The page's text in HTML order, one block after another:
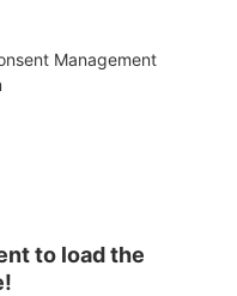
Management
to load the